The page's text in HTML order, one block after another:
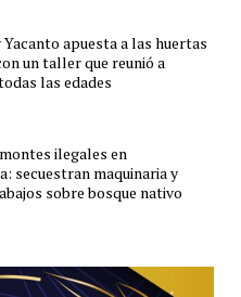
Yacanto apuesta a las huertas
un taller que reunió a
las edades
ilegales en
secuestran maquinaria y
sobre bosque nativo